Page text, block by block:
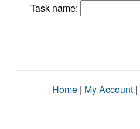
Task name:
Home | My Account |